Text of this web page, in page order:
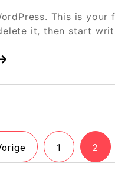
This is your
it, then start
1 2